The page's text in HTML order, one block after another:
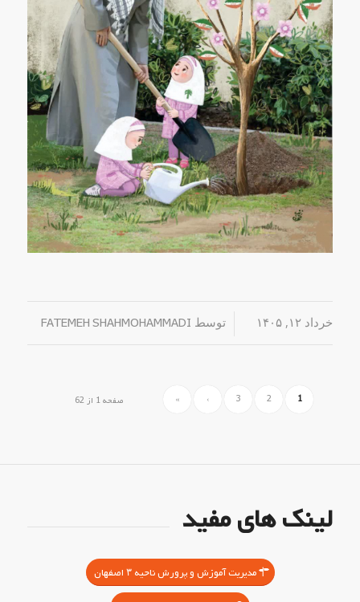
خرداد ۱۲, ۱۴۰۵ / توسط FATEMEH SHAHMOHAMMADI
صفحه 1 از 62 1
2
3
›
»
لینک های مفید
مدیریت آموزش و پرورش ناحیه ۳ اصفهان